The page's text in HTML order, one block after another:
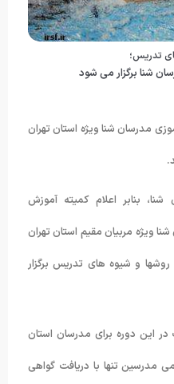
تدریس؛
شنا برگزار می شود
مدرسان شنا ویژه استان تهران
بنابر اعلام کمیته آموزش
ویژه مربیان مقیم استان تهران
و شیوه های تدریس برگزار
این دوره برای مدرسان استان
مدرسین تنها با دریافت گواهی